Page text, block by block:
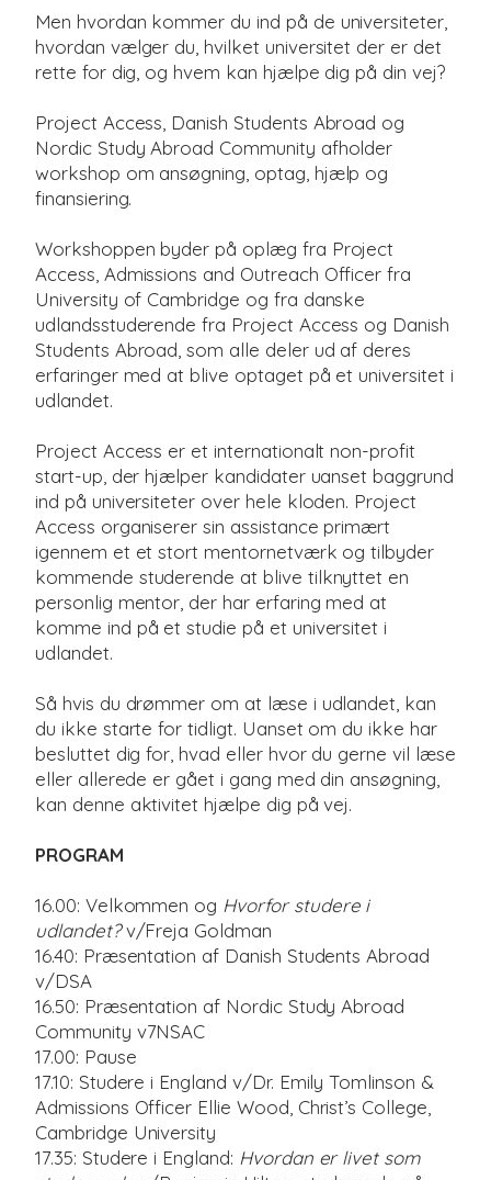
Men hvordan kommer du ind på de universiteter,
hvordan vælger du, hvilket universitet der er det
rette for dig, og hvem kan hjælpe dig på din vej?
Project Access, Danish Students Abroad og
Nordic Study Abroad Community afholder
workshop om ansøgning, optag, hjælp og
finansiering.
Workshoppen byder på oplæg fra Project
Access, Admissions and Outreach Officer fra
University of Cambridge og fra danske
udlandsstuderende fra Project Access og Danish
Students Abroad, som alle deler ud af deres
erfaringer med at blive optaget på et universitet i
udlandet.
Project Access er et internationalt non-profit
start-up, der hjælper kandidater uanset baggrund
ind på universiteter over hele kloden. Project
Access organiserer sin assistance primært
igennem et et stort mentornetværk og tilbyder
kommende studerende at blive tilknyttet en
personlig mentor, der har erfaring med at
komme ind på et studie på et universitet i
udlandet.
Så hvis du drømmer om at læse i udlandet, kan
du ikke starte for tidligt. Uanset om du ikke har
besluttet dig for, hvad eller hvor du gerne vil læse
eller allerede er gået i gang med din ansøgning,
kan denne aktivitet hjælpe dig på vej.
PROGRAM
16.00: Velkommen og Hvorfor studere i
udlandet?v/Freja Goldman
16.40: Præsentation af Danish Students Abroad
v/DSA
16.50: Præsentation af Nordic Study Abroad
Community v7NSAC
17.00: Pause
17.10: Studere i England v/Dr. Emily Tomlinson &
Admissions Officer Ellie Wood, Christ’s College,
Cambridge University
17.35: Studere i England: Hvordan er livet som